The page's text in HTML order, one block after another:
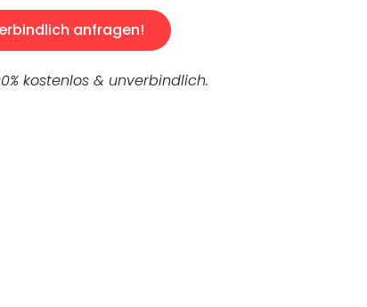
anfragen!
kostenlos & unverbindlich.